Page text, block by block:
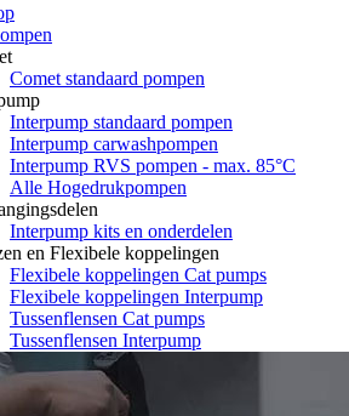
Comet standaard pompen
Interpump standaard pompen
Interpump carwashpompen
Interpump RVS pompen - max. 85°C
Alle Hogedrukpompen
Interpump kits en onderdelen
en Flexibele koppelingen
Flexibele koppelingen Cat pumps
Flexibele koppelingen Interpump
Tussenflensen Cat pumps
Tussenflensen Interpump